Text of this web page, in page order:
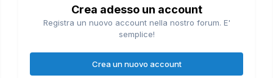
Crea adesso un account
Registra un nuovo account nella nostro forum. E'
semplice!
Crea un nuovo account